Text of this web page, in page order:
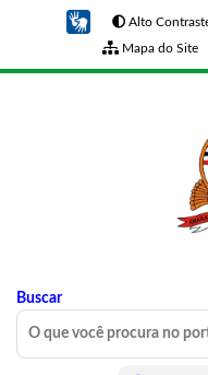
Alto
Mapa do Site
Buscar